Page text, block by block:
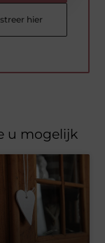
hier
u mogelijk